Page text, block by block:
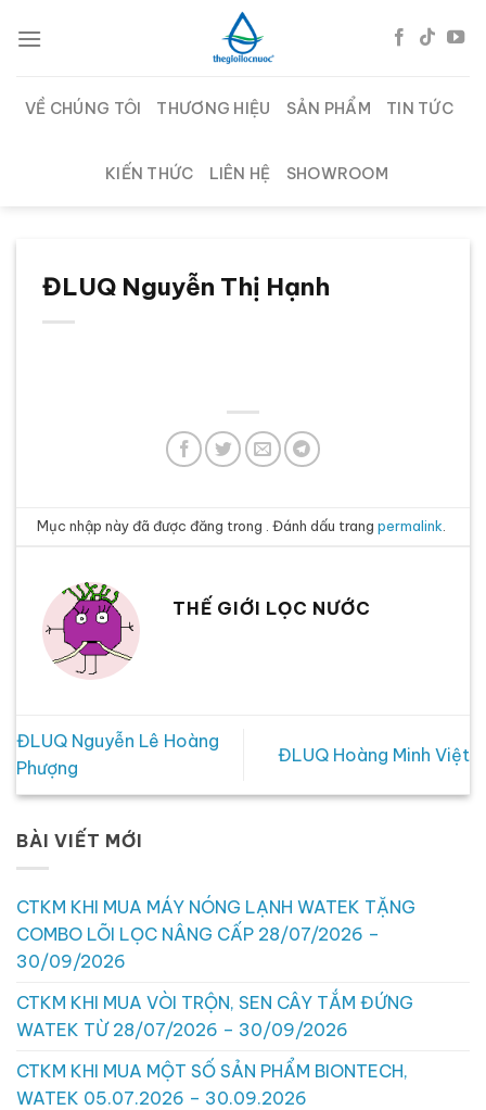
đến
dung
VỀ CHÚNG TÔI THƯƠNG HIỆU SẢN PHẨM TIN TỨC
KIẾN THỨC LIÊN HỆ SHOWROOM
ĐLUQ Nguyễn Thị Hạnh
Mục nhập này đã được đăng trong . Đánh dấu trangpermalink
THẾ GIỚI LỌC NƯỚC
ĐLUQ Nguyễn Lê Hoàng
Phượng
ĐLUQ Hoàng Minh Việt
BÀI VIẾT MỚI
CTKM KHI MUA MÁY NÓNG LẠNH WATEK TẶNG
COMBO LÕI LỌC NÂNG CẤP 28/07/2026 –
30/09/2026
CTKM KHI MUA VÒI TRỘN, SEN CÂY TẮM ĐỨNG
WATEK TỪ 28/07/2026 – 30/09/2026
CTKM KHI MUA MỘT SỐ SẢN PHẨM BIONTECH,
WATEK 05.07.2026 – 30.09.2026